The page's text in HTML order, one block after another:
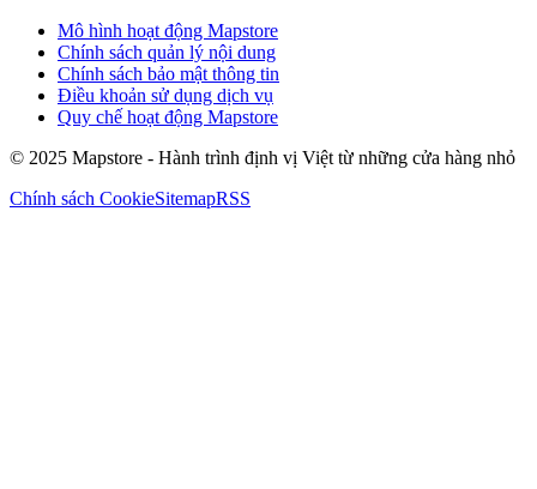
Mô hình hoạt động Mapstore
Chính sách quản lý nội dung
Chính sách bảo mật thông tin
Điều khoản sử dụng dịch vụ
Quy chế hoạt động Mapstore
© 2025 Mapstore - Hành trình định vị Việt từ những cửa hàng nhỏ
Chính sách CookieSitemapRSS